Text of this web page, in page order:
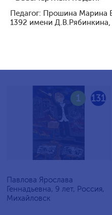
Педагог: Прошина
1392 имени
Голосование жюри
131
1
Павлова Ярослава
Геннадьевна, 9 лет, Россия,
Михайловск